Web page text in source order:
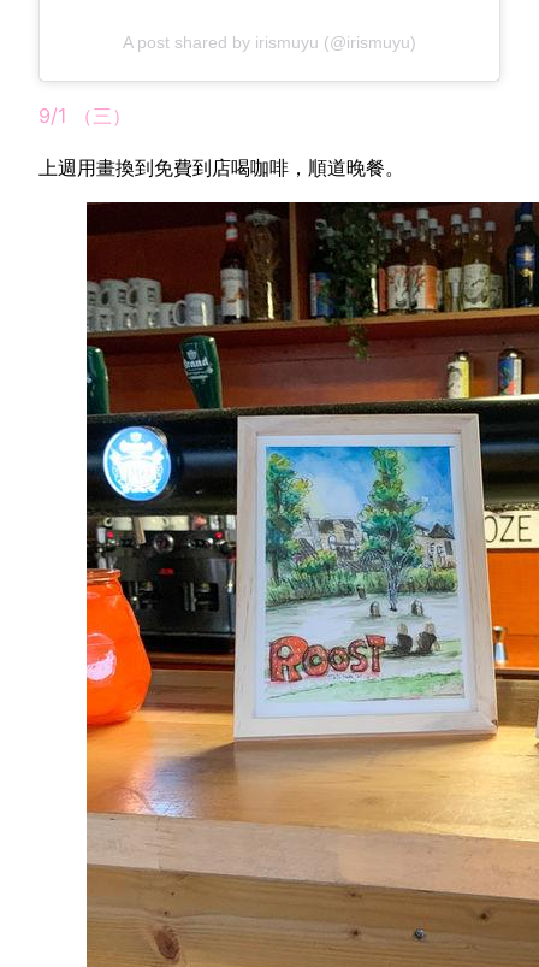
A post shared by irismuyu (@irismuyu)
9/1 （三）
上週用畫換到免費到店喝咖啡，順道晚餐。